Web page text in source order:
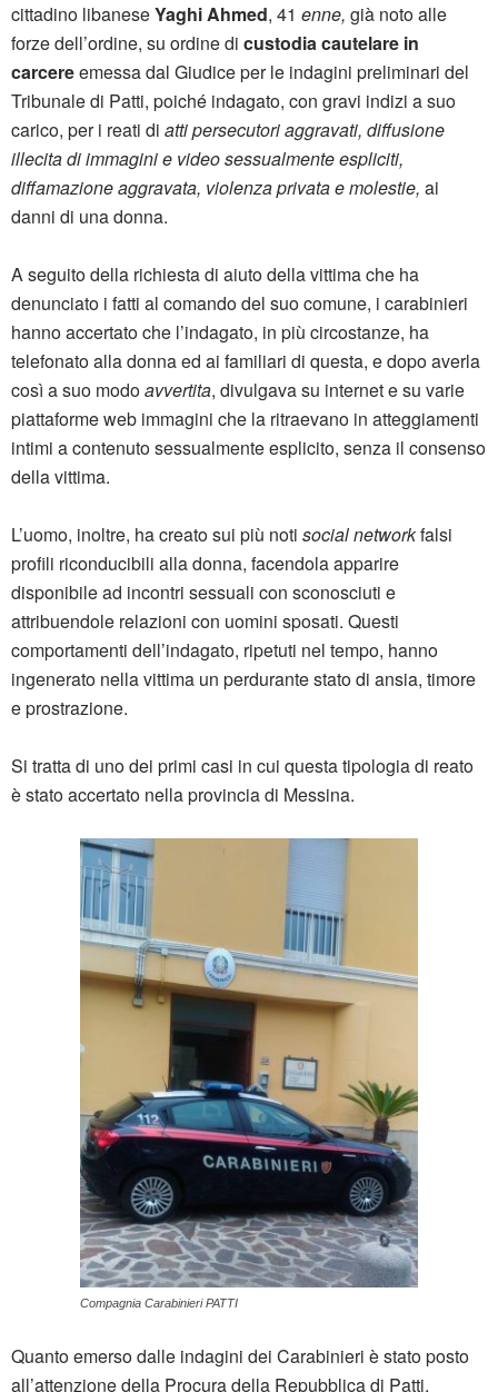
cittadino libaneseYaghi Ahmed, 41 enne, già noto alle
forze dell’ordine, su ordine di custodia cautelare in
carcereemessa dal Giudice per le indagini preliminari del
Tribunale di Patti, poiché indagato, con gravi indizi a suo
carico, per i reati di atti persecutori aggravati, diffusione
illecita di immagini e video sessualmente espliciti,
diffamazione aggravata, violenza privata e molestie, ai
danni di una donna.
A seguito della richiesta di aiuto della vittima che ha
denunciato i fatti al comando del suo comune, i carabinieri
hanno accertato che l’indagato, in più circostanze, ha
telefonato alla donna ed ai familiari di questa, e dopo averla
così a suo modoavvertita, divulgava su internet e su varie
piattaforme web immagini che la ritraevano in atteggiamenti
intimi a contenuto sessualmente esplicito, senza il consenso
della vittima.
L’uomo, inoltre, ha creato sui più noti social networkfalsi
profili riconducibili alla donna, facendola apparire
disponibile ad incontri sessuali con sconosciuti e
attribuendole relazioni con uomini sposati. Questi
comportamenti dell’indagato, ripetuti nel tempo, hanno
ingenerato nella vittima un perdurante stato di ansia, timore
e prostrazione.
Si tratta di uno dei primi casi in cui questa tipologia di reato
è stato accertato nella provincia di Messina.
Compagnia Carabinieri PATTI
Quanto emerso dalle indagini dei Carabinieri è stato posto
all’attenzione della Procura della Repubblica di Patti,